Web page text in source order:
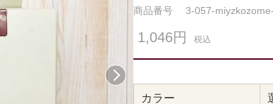
次へ
商品番号 3-057-
1,046円 税込
カラー